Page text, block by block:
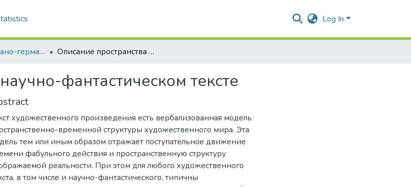
Log In
Записки з романо-германської філології Описание пространства в научно-фантастическом тексте
фантастическом тексте
художественного произведения есть вербализованная модель
временной структуры художественного мира. Эта
тем или иным образом отражает поступательное движение
фабульного действия и пространственную структуру
реальности. При этом для любого художественного
в том числе и научно-фантастического, типичны